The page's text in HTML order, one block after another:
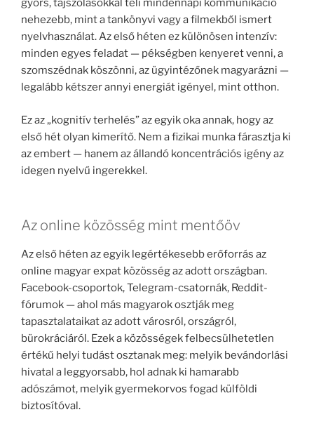
gyors, tájszólásokkal teli mindennapi kommunikáció
nehezebb, mint a tankönyvi vagy a filmekből ismert
nyelvhasználat. Az első héten ez különösen intenzív:
minden egyes feladat — pékségben kenyeret venni, a
szomszédnak köszönni, az ügyintézőnek magyarázni —
legalább kétszer annyi energiát igényel, mint otthon.
Ez az „kognitív terhelés” az egyik oka annak, hogy az
első hét olyan kimerítő. Nem a fizikai munka fárasztja ki
az embert — hanem az állandó koncentrációs igény az
idegen nyelvű ingerekkel.
Az online közösség mint mentőöv
Az első héten az egyik legértékesebb erőforrás az
online magyar expat közösség az adott országban.
Facebook-csoportok, Telegram-csatornák, Reddit-
fórumok — ahol más magyarok osztják meg
tapasztalataikat az adott városról, országról,
bürokráciáról. Ezek a közösségek felbecsülhetetlen
értékű helyi tudást osztanak meg: melyik bevándorlási
hivatal a leggyorsabb, hol adnak ki hamarabb
adószámot, melyik gyermekorvos fogad külföldi
biztosítóval.